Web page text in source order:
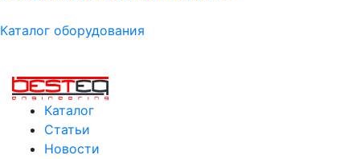
Каталог оборудования
Каталог
Статьи
Новости